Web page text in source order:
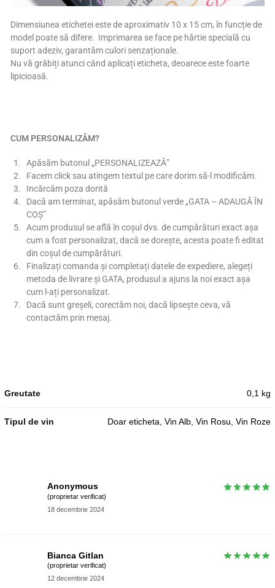
Dimensiunea etichetei este de aproximativ 10 x 15 cm, în funcție de
model poate să difere. Imprimarea se face pe hârtie specială cu
suport adeziv, garantăm culori senzaționale.
Nu vă grăbiți atunci când aplicați eticheta, deoarece este foarte
lipicioasă.
CUM PERSONALIZĂM?
Apăsăm butonul „PERSONALIZEAZĂ”
Facem click sau atingem textul pe care dorim să-l modificăm.
Incărcăm poza dorită
Dacă am terminat, apăsăm butonul verde „GATA – ADAUGĂ ÎN
COȘ”
Acum produsul se află în coșul dvs. de cumpărături exact așa
cum a fost personalizat, dacă se dorește, acesta poate fi editat
din coșul de cumpărături.
Finalizați comanda și completați datele de expediere, alegeți
metoda de livrare și GATA, produsul a ajuns la noi exact așa
cum l-ați personalizat.
Dacă sunt greșeli, corectăm noi, dacă lipsește ceva, vă
contactăm prin mesaj.
Greutate 0,1 kg
Tipul de vin Doar eticheta, Vin Alb, Vin Rosu, Vin Roze
Anonymous
(proprietar verificat)
18 decembrie 2024
Bianca Gitlan
(proprietar verificat)
12 decembrie 2024